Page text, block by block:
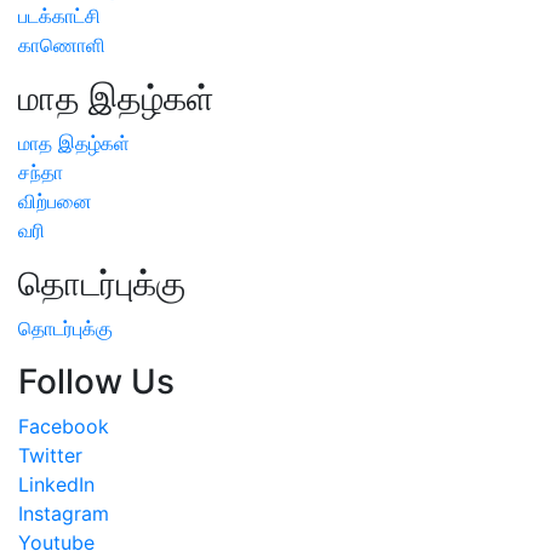
படக்காட்சி
காணொளி
மாத இதழ்கள்
மாத இதழ்கள்
சந்தா
விற்பனை
வரி
தொடர்புக்கு
தொடர்புக்கு
Follow Us
Facebook
Twitter
LinkedIn
Instagram
Youtube